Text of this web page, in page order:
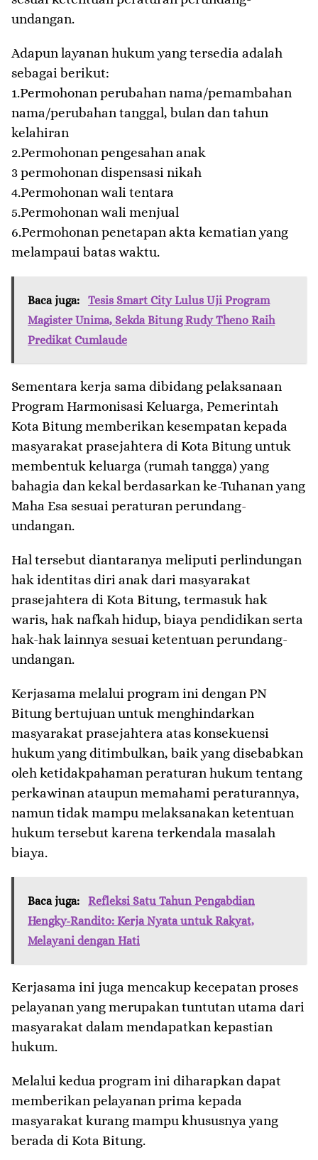
undangan.
Adapun layanan hukum yang tersedia adalah
sebagai berikut:
1.Permohonan perubahan nama/pemambahan
nama/perubahan tanggal, bulan dan tahun
kelahiran
2.Permohonan pengesahan anak
3 permohonan dispensasi nikah
4.Permohonan wali tentara
5.Permohonan wali menjual
6.Permohonan penetapan akta kematian yang
melampaui batas waktu.
Baca juga:
Tesis Smart City Lulus Uji Program
Magister Unima, Sekda Bitung Rudy Theno Raih
Predikat Cumlaude
Sementara kerja sama dibidang pelaksanaan
Program Harmonisasi Keluarga, Pemerintah
Kota Bitung memberikan kesempatan kepada
masyarakat prasejahtera di Kota Bitung untuk
membentuk keluarga (rumah tangga) yang
bahagia dan kekal berdasarkan ke-Tuhanan yang
Maha Esa sesuai peraturan perundang-
undangan.
Hal tersebut diantaranya meliputi perlindungan
hak identitas diri anak dari masyarakat
prasejahtera di Kota Bitung, termasuk hak
waris, hak nafkah hidup, biaya pendidikan serta
hak-hak lainnya sesuai ketentuan perundang-
undangan.
Kerjasama melalui program ini dengan PN
Bitung bertujuan untuk menghindarkan
masyarakat prasejahtera atas konsekuensi
hukum yang ditimbulkan, baik yang disebabkan
oleh ketidakpahaman peraturan hukum tentang
perkawinan ataupun memahami peraturannya,
namun tidak mampu melaksanakan ketentuan
hukum tersebut karena terkendala masalah
biaya.
Baca juga:
Refleksi Satu Tahun Pengabdian
Hengky-Randito: Kerja Nyata untuk Rakyat,
Melayani dengan Hati
Kerjasama ini juga mencakup kecepatan proses
pelayanan yang merupakan tuntutan utama dari
masyarakat dalam mendapatkan kepastian
hukum.
Melalui kedua program ini diharapkan dapat
memberikan pelayanan prima kepada
masyarakat kurang mampu khususnya yang
berada di Kota Bitung.